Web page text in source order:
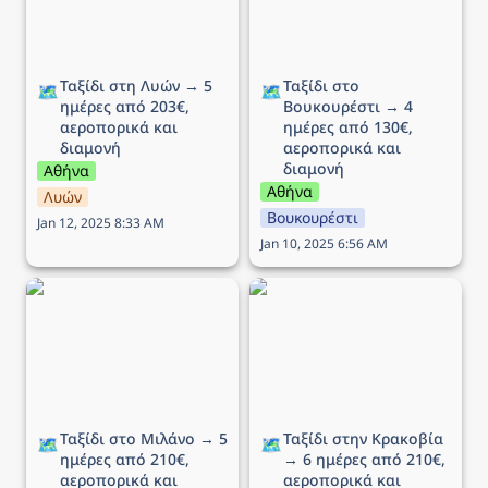
🗺️Ταξίδι στη Λυών → 5
ημέρες από 203€,
αεροπορικά και
διαμονή
Αθήνα
Λυών
Jan 12, 2025 8:33 AM
🗺️Ταξίδι στο
Βουκουρέστι → 4
ημέρες από 130€,
αεροπορικά και
διαμονή
Αθήνα
Βουκουρέστι
Jan 10, 2025 6:56 AM
Ταξίδι στο Μιλάνο → 5
🗺️Ταξίδι στο Μιλάνο → 5
ημέρες από 210€,
αεροπορικά και
Ταξίδι στην Κρακοβία →
🗺️Ταξίδι στην Κρακοβία
→ 6 ημέρες από 210€,
αεροπορικά και